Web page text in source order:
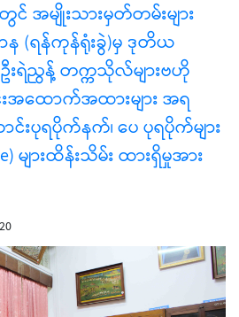
င် အမျိုးသားမှတ်တမ်းများ
န (ရန်ကုန်ရုံးခွဲ)မှ ဒုတိယ
ဦးရဲညွန့် တက္ကသိုလ်များဗဟို
ထောက်အထားများ အရ
င်းပုရပိုက်နက်၊ ပေ ပုရပိုက်များ
များထိန်းသိမ်း ထားရှိမှုအား